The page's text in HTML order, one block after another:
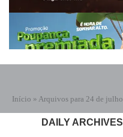
Início » Arquivos para 24 de
DAILY ARCHIVES